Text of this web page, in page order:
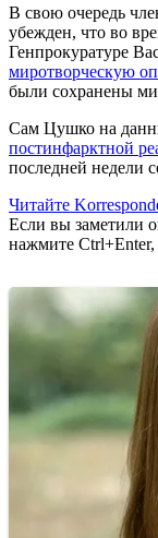
В свою очередь
убежден, что во
Генпрокуратуре
миротворческую
были сохранены
Сам Цушко на
постинфарктной
последней недели
Читайте
Если вы заметили
нажмите